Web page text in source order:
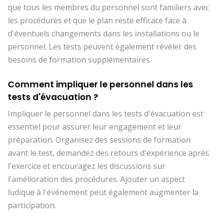
que tous les membres du personnel sont familiers avec
les procédures et que le plan reste efficace face à
d'éventuels changements dans les installations ou le
personnel. Les tests peuvent également révéler des
besoins de formation supplémentaires.
Comment impliquer le personnel dans les
tests d'évacuation ?
Impliquer le personnel dans les tests d'évacuation est
essentiel pour assurer leur engagement et leur
préparation. Organisez des sessions de formation
avant le test, demandez des retours d'expérience après
l'exercice et encouragez les discussions sur
l'amélioration des procédures. Ajouter un aspect
ludique à l'événement peut également augmenter la
participation.